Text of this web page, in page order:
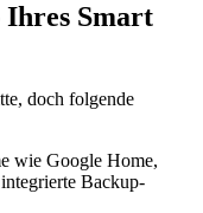
Ihres Smart
doch folgende
wie Google Home,
Backup-